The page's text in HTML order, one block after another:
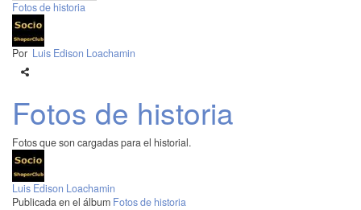
Fotos de historia
Por Luis Edison Loachamin
Fotos de historia
Fotos que son cargadas para el historial.
Luis Edison Loachamin
Publicada en el álbum Fotos de historia